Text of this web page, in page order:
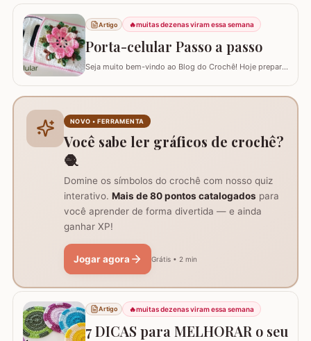
vai valorizar seus trabalhos. Barbante barroco
R
Artigo 🔥muitas dezenas viram essa semana
Porta-celular Passo a passo
Seja muito bem-vindo ao Blog do Crochê! Hoje preparei
carregador dentro da bolsa, ele funciona como um
suporte inteligente na hora de carregar seu…
NOVO • FERRAMENTA
Você sabe ler gráficos de crochê?
🧶
Domine os símbolos do crochê com nosso quiz
interativo. Mais de 80 pontos catalogados para
você aprender de forma divertida — e ainda
ganhar XP!
Jogar agora Grátis • 2 min
Artigo 🔥muitas dezenas viram essa semana
7 DICAS para MELHORAR o seu